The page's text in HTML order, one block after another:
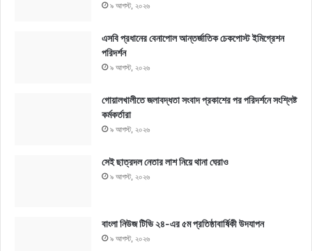
৯ আগস্ট, ২০২৬
এসবি প্রধানের বেনাপোল আন্তর্জাতিক চেকপোস্ট ইমিগ্রেশন
পরিদর্শন
৯ আগস্ট, ২০২৬
গোয়ালখালীতে জলাবদ্ধতা সংবাদ প্রকাশের পর পরিদর্শনে সংশ্লিষ্ট
কর্মকর্তারা
৯ আগস্ট, ২০২৬
সেই ছাত্রদল নেতার লাশ নিয়ে থানা ঘেরাও
৯ আগস্ট, ২০২৬
বাংলা নিউজ টিভি ২৪-এর ৫ম প্রতিষ্ঠাবার্ষিকী উদযাপন
৯ আগস্ট, ২০২৬